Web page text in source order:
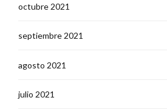
octubre 2021
septiembre 2021
agosto 2021
julio 2021